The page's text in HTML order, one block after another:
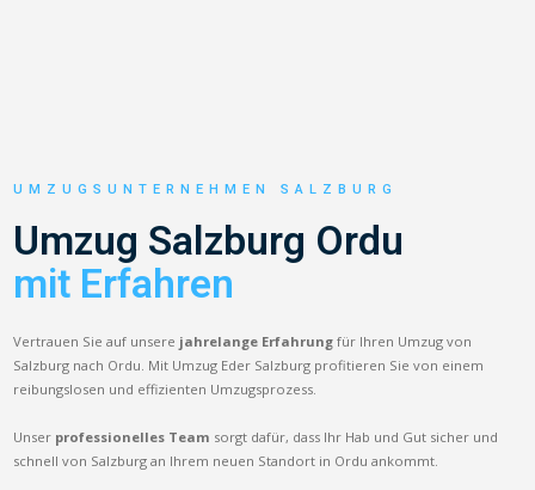
UMZUGSUNTERNEHMEN SALZBURG
Umzug Salzburg Ordu
mit Erfahren
Vertrauen Sie auf unsere jahrelange Erfahrung für Ihren Umzug von
Salzburg nach Ordu. Mit Umzug Eder Salzburg profitieren Sie von einem
reibungslosen und effizienten Umzugsprozess.
Unser professionelles Team sorgt dafür, dass Ihr Hab und Gut sicher und
schnell von Salzburg an Ihrem neuen Standort in Ordu ankommt.